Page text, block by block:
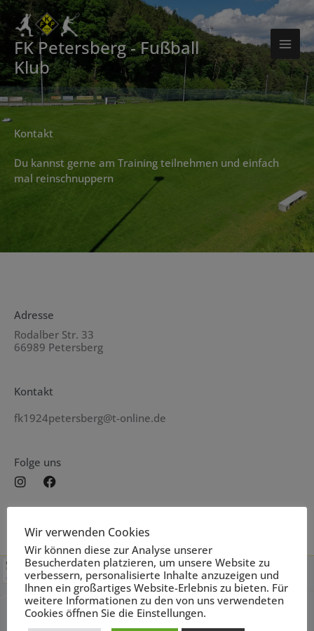
Zum
Inhalt
springen
FK Petersberg - Fußball
Klub
Kontakt
Du kannst gerne am Training teilnehmen und einfach
mal reinschnuppern
Adresse
Rodalber Str. 33
66989 Petersberg
Kontakt
fk1924petersberg@t-online.de
Folge uns
I
s
a
g
a
m
F
a
c
b
o
o
k
Wir verwenden Cookies
Wir können diese zur Analyse unserer
Besucherdaten platzieren, um unsere Website zu
verbessern, personalisierte Inhalte anzuzeigen und
Ihnen ein großartiges Website-Erlebnis zu bieten. Für
weitere Informationen zu den von uns verwendeten
Cookies öffnen Sie die Einstellungen.